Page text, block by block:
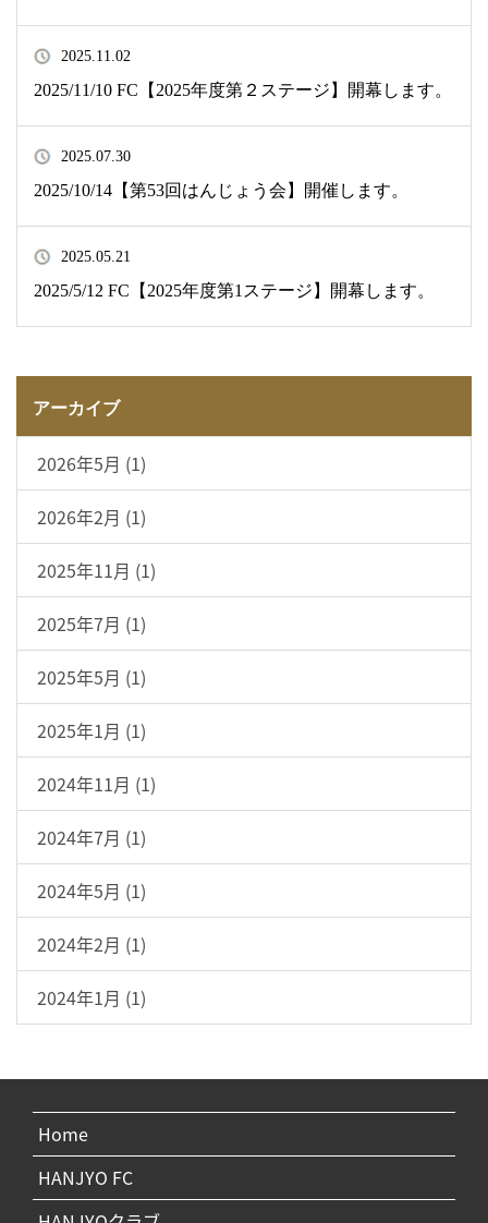
2025.11.02
2025/11/10 FC【2025年度第２ステージ】開幕します。
2025.07.30
2025/10/14【第53回はんじょう会】開催します。
2025.05.21
2025/5/12 FC【2025年度第1ステージ】開幕します。
アーカイブ
2026年5月 (1)
2026年2月 (1)
2025年11月 (1)
2025年7月 (1)
2025年5月 (1)
2025年1月 (1)
2024年11月 (1)
2024年7月 (1)
2024年5月 (1)
2024年2月 (1)
2024年1月 (1)
Home
HANJYO FC